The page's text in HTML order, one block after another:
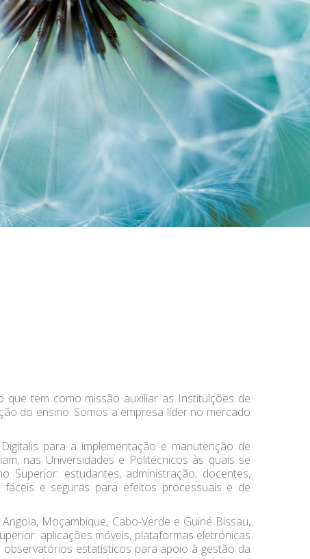
tem como missão auxiliar as Instituições de
do ensino. Somos a empresa líder no mercado
para a implementação e manutenção de
nas Universidades e Politécnicos às quais se
estudantes, administração, docentes,
e seguras para efeitos processuais e de
Moçambique, Cabo-Verde e Guiné Bissau,
aplicações móveis, plataformas eletrónicas
observatórios estatísticos para apoio à gestão da